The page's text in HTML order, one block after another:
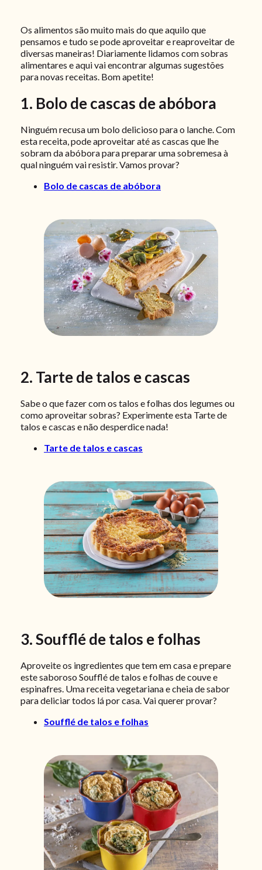
Os alimentos são muito mais do que aquilo que
pensamos e tudo se pode aproveitar e reaproveitar de
diversas maneiras! Diariamente lidamos com sobras
alimentares e aqui vai encontrar algumas sugestões
para novas receitas. Bom apetite!
1. Bolo de cascas de abóbora
Ninguém recusa um bolo delicioso para o lanche. Com
esta receita, pode aproveitar até as cascas que lhe
sobram da abóbora para preparar uma sobremesa à
qual ninguém vai resistir. Vamos provar?
Bolo de cascas de abóbora
2. Tarte de talos e cascas
Sabe o que fazer com os talos e folhas dos legumes ou
como aproveitar sobras? Experimente esta Tarte de
talos e cascas e não desperdice nada!
Tarte de talos e cascas
3. Soufflé de talos e folhas
Aproveite os ingredientes que tem em casa e prepare
este saboroso Soufflé de talos e folhas de couve e
espinafres. Uma receita vegetariana e cheia de sabor
para deliciar todos lá por casa. Vai querer provar?
Soufflé de talos e folhas